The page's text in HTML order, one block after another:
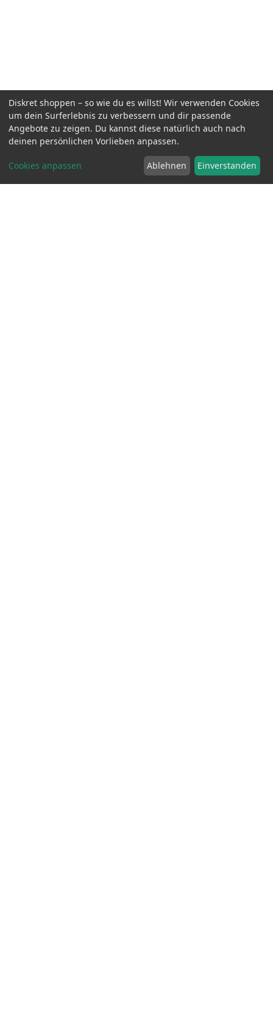
Road Trip Nr. 06 - Temptation Ranch
49.90 EUR
inkl. MwSt.
Diskret shoppen – so wie du es willst! Wir verwenden Cookies
um dein Surferlebnis zu verbessern und dir passende
Angebote zu zeigen. Du kannst diese natürlich auch nach
deinen persönlichen Vorlieben anpassen.
Cookies anpassen Ablehnen Einverstanden